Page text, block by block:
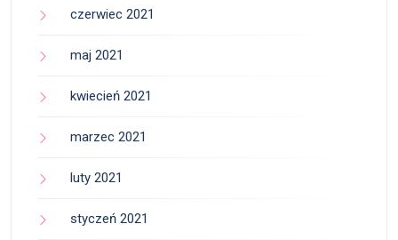
czerwiec 2021
maj 2021
kwiecień 2021
marzec 2021
luty 2021
styczeń 2021